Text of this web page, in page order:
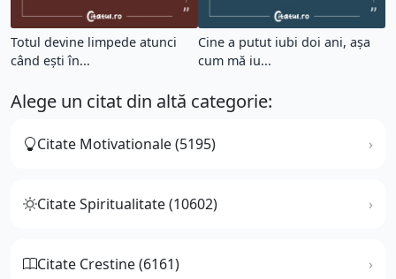
Totul devine limpede atunci
când eşti în...
Cine a putut iubi doi ani, aşa
cum mă iu...
Alege un citat din altă categorie:
Citate Motivationale (5195)
Citate Spiritualitate (10602)
Citate Crestine (6161)